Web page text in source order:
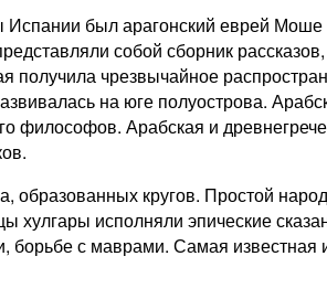
Испании был арагонский еврей
собой сборник
получила чрезвычайное
на юге полуострова.
философов. Арабская и
кругов. Простой
исполняли эпические
с маврами. Самая